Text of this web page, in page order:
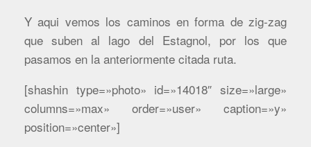
Y aqui vemos los caminos en forma de zig-zag
que suben al lago del Estagnol, por los que
pasamos en la anteriormente citada ruta.
[shashin type=»photo» id=»14018″ size=»large»
columns=»max» order=»user» caption=»y»
position=»center»]